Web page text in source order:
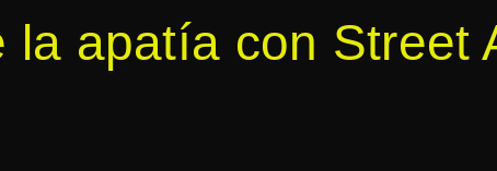
la apatía con Street